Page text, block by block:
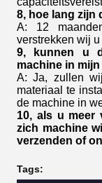
8, hoe lang zijn
A: 12
verstrekken wij
9, kunnen u
machine in
A: Ja, zullen
materiaal te
de machine in
10, als u meer
zich machine
verzenden of
Tags: